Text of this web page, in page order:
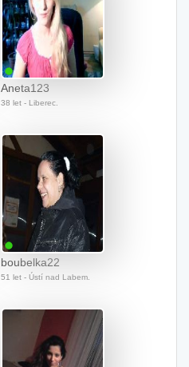
Aneta123
38 let - Liberec.
boubelka22
51 let - Ústí nad Labem.